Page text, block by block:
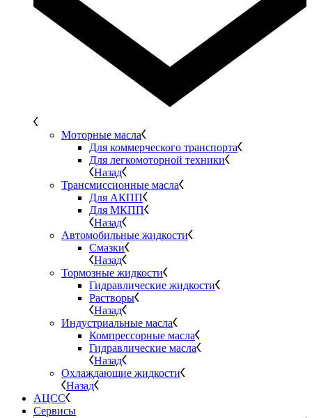
Моторные масла
Для коммерческого транспорта
Для легкомоторной техники
Назад
Трансмиссионные масла
Для АКПП
Для МКПП
Назад
Автомобильные жидкости
Смазки
Назад
Тормозные жидкости
Гидравлические жидкости
Растворы
Назад
Индустриальные масла
Компрессорные масла
Гидравлические масла
Назад
Охлаждающие жидкости
Назад
АЦСС
Сервисы